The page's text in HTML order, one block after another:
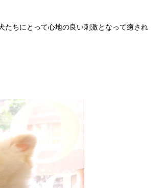
たちにとって心地の良い刺激となって癒され